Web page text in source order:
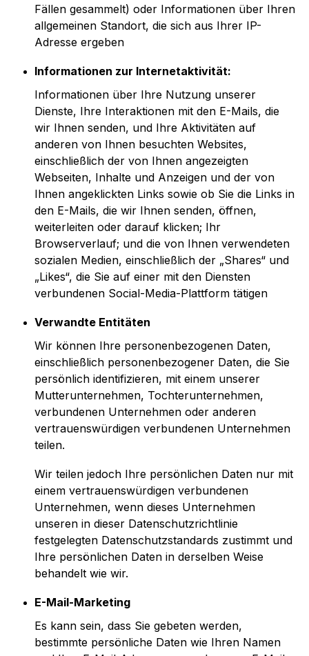
Fällen gesammelt) oder Informationen über Ihren
allgemeinen Standort, die sich aus Ihrer IP-
Adresse ergeben
Informationen zur Internetaktivität:
Informationen über Ihre Nutzung unserer
Dienste, Ihre Interaktionen mit den E-Mails, die
wir Ihnen senden, und Ihre Aktivitäten auf
anderen von Ihnen besuchten Websites,
einschließlich der von Ihnen angezeigten
Webseiten, Inhalte und Anzeigen und der von
Ihnen angeklickten Links sowie ob Sie die Links in
den E-Mails, die wir Ihnen senden, öffnen,
weiterleiten oder darauf klicken; Ihr
Browserverlauf; und die von Ihnen verwendeten
sozialen Medien, einschließlich der „Shares“ und
„Likes“, die Sie auf einer mit den Diensten
verbundenen Social-Media-Plattform tätigen
Verwandte Entitäten
Wir können Ihre personenbezogenen Daten,
einschließlich personenbezogener Daten, die Sie
persönlich identifizieren, mit einem unserer
Mutterunternehmen, Tochterunternehmen,
verbundenen Unternehmen oder anderen
vertrauenswürdigen verbundenen Unternehmen
teilen.
Wir teilen jedoch Ihre persönlichen Daten nur mit
einem vertrauenswürdigen verbundenen
Unternehmen, wenn dieses Unternehmen
unseren in dieser Datenschutzrichtlinie
festgelegten Datenschutzstandards zustimmt und
Ihre persönlichen Daten in derselben Weise
behandelt wie wir.
E-Mail-Marketing
Es kann sein, dass Sie gebeten werden,
bestimmte persönliche Daten wie Ihren Namen